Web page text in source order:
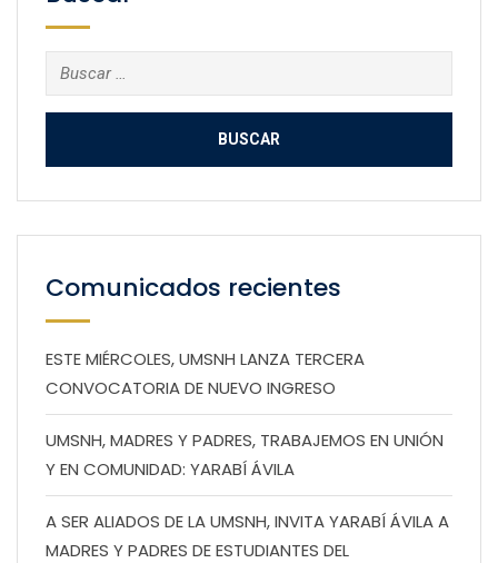
Buscar:
Comunicados recientes
ESTE MIÉRCOLES, UMSNH LANZA TERCERA
CONVOCATORIA DE NUEVO INGRESO
UMSNH, MADRES Y PADRES, TRABAJEMOS EN UNIÓN
Y EN COMUNIDAD: YARABÍ ÁVILA
A SER ALIADOS DE LA UMSNH, INVITA YARABÍ ÁVILA A
MADRES Y PADRES DE ESTUDIANTES DEL